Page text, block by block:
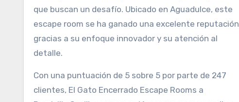
que buscan un desafío. Ubicado en Aguadulce, este
escape room se ha ganado una excelente reputación
gracias a su enfoque innovador y su atención al
detalle.
Con una puntuación de 5 sobre 5 por parte de 247
clientes, El Gato Encerrado Escape Rooms a